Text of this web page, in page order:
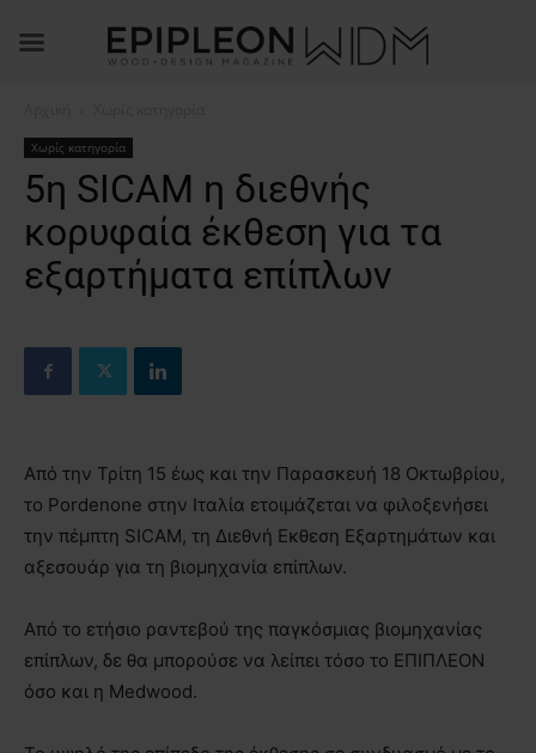
Χωρίς κατηγορία
5η SICAM η διεθνής
κορυφαία έκθεση για τα
εξαρτήματα επίπλων
Από την Τρίτη 15 έως και την Παρασκευή 18 Οκτωβρίου,
το Pordenone στην Ιταλία ετοιμάζεται να φιλοξενήσει
την πέμπτη SICAM, τη Διεθνή Εκθεση Εξαρτημάτων και
αξεσουάρ για τη βιομηχανία επίπλων.
Από το ετήσιο ραντεβού της παγκόσμιας βιομηχανίας
επίπλων, δε θα μπορούσε να λείπει τόσο το ΕΠΙΠΛΕΟΝ
όσο και η Medwood.